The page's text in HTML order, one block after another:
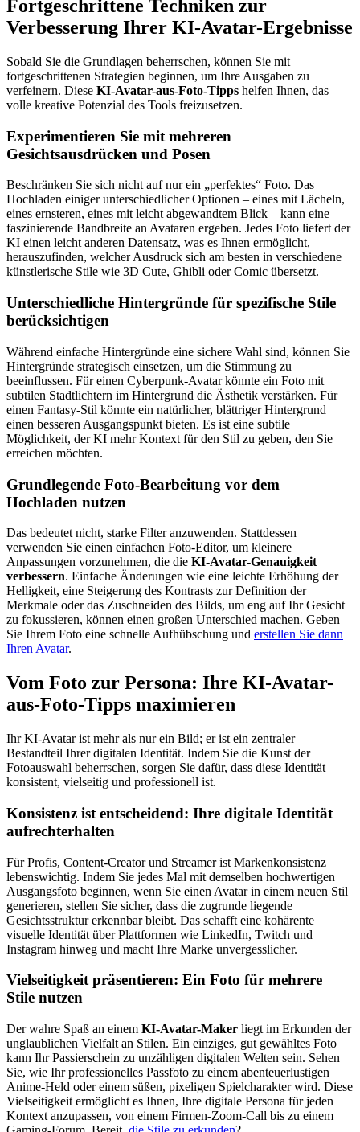
Fortgeschrittene Techniken zur
Verbesserung Ihrer KI-Avatar-Ergebnisse
Sobald Sie die Grundlagen beherrschen, können Sie mit
fortgeschrittenen Strategien beginnen, um Ihre Ausgaben zu
verfeinern. Diese KI-Avatar-aus-Foto-Tipps helfen Ihnen, das
volle kreative Potenzial des Tools freizusetzen.
Experimentieren Sie mit mehreren
Gesichtsausdrücken und Posen
Beschränken Sie sich nicht auf nur ein „perfektes“ Foto. Das
Hochladen einiger unterschiedlicher Optionen – eines mit Lächeln,
eines ernsteren, eines mit leicht abgewandtem Blick – kann eine
faszinierende Bandbreite an Avataren ergeben. Jedes Foto liefert der
KI einen leicht anderen Datensatz, was es Ihnen ermöglicht,
herauszufinden, welcher Ausdruck sich am besten in verschiedene
künstlerische Stile wie 3D Cute, Ghibli oder Comic übersetzt.
Unterschiedliche Hintergründe für spezifische Stile
berücksichtigen
Während einfache Hintergründe eine sichere Wahl sind, können Sie
Hintergründe strategisch einsetzen, um die Stimmung zu
beeinflussen. Für einen Cyberpunk-Avatar könnte ein Foto mit
subtilen Stadtlichtern im Hintergrund die Ästhetik verstärken. Für
einen Fantasy-Stil könnte ein natürlicher, blättriger Hintergrund
einen besseren Ausgangspunkt bieten. Es ist eine subtile
Möglichkeit, der KI mehr Kontext für den Stil zu geben, den Sie
erreichen möchten.
Grundlegende Foto-Bearbeitung vor dem
Hochladen nutzen
Das bedeutet nicht, starke Filter anzuwenden. Stattdessen
verwenden Sie einen einfachen Foto-Editor, um kleinere
Anpassungen vorzunehmen, die die KI-Avatar-Genauigkeit
verbessern. Einfache Änderungen wie eine leichte Erhöhung der
Helligkeit, eine Steigerung des Kontrasts zur Definition der
Merkmale oder das Zuschneiden des Bilds, um eng auf Ihr Gesicht
zu fokussieren, können einen großen Unterschied machen. Geben
Sie Ihrem Foto eine schnelle Aufhübschung und erstellen Sie dann
Ihren Avatar.
Vom Foto zur Persona: Ihre KI-Avatar-
aus-Foto-Tipps maximieren
Ihr KI-Avatar ist mehr als nur ein Bild; er ist ein zentraler
Bestandteil Ihrer digitalen Identität. Indem Sie die Kunst der
Fotoauswahl beherrschen, sorgen Sie dafür, dass diese Identität
konsistent, vielseitig und professionell ist.
Konsistenz ist entscheidend: Ihre digitale Identität
aufrechterhalten
Für Profis, Content-Creator und Streamer ist Markenkonsistenz
lebenswichtig. Indem Sie jedes Mal mit demselben hochwertigen
Ausgangsfoto beginnen, wenn Sie einen Avatar in einem neuen Stil
generieren, stellen Sie sicher, dass die zugrunde liegende
Gesichtsstruktur erkennbar bleibt. Das schafft eine kohärente
visuelle Identität über Plattformen wie LinkedIn, Twitch und
Instagram hinweg und macht Ihre Marke unvergesslicher.
Vielseitigkeit präsentieren: Ein Foto für mehrere
Stile nutzen
Der wahre Spaß an einem KI-Avatar-Maker liegt im Erkunden der
unglaublichen Vielfalt an Stilen. Ein einziges, gut gewähltes Foto
kann Ihr Passierschein zu unzähligen digitalen Welten sein. Sehen
Sie, wie Ihr professionelles Passfoto zu einem abenteuerlustigen
Anime-Held oder einem süßen, pixeligen Spielcharakter wird. Diese
Vielseitigkeit ermöglicht es Ihnen, Ihre digitale Persona für jeden
Kontext anzupassen, von einem Firmen-Zoom-Call bis zu einem